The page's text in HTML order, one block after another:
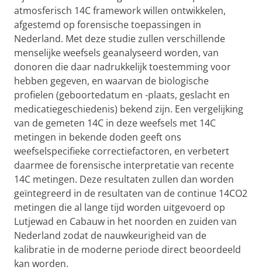
atmosferisch 14C framework willen ontwikkelen,
afgestemd op forensische toepassingen in
Nederland. Met deze studie zullen verschillende
menselijke weefsels geanalyseerd worden, van
donoren die daar nadrukkelijk toestemming voor
hebben gegeven, en waarvan de biologische
profielen (geboortedatum en -plaats, geslacht en
medicatiegeschiedenis) bekend zijn. Een vergelijking
van de gemeten 14C in deze weefsels met 14C
metingen in bekende doden geeft ons
weefselspecifieke correctiefactoren, en verbetert
daarmee de forensische interpretatie van recente
14C metingen. Deze resultaten zullen dan worden
geïntegreerd in de resultaten van de continue 14CO2
metingen die al lange tijd worden uitgevoerd op
Lutjewad en Cabauw in het noorden en zuiden van
Nederland zodat de nauwkeurigheid van de
kalibratie in de moderne periode direct beoordeeld
kan worden.